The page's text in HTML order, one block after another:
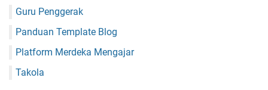
Guru Penggerak
Panduan Template Blog
Platform Merdeka Mengajar
Takola